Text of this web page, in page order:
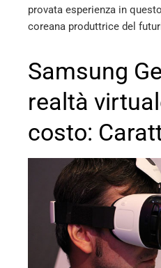
provata esperienza in
coreana produttrice del
Samsung
realtà
costo: